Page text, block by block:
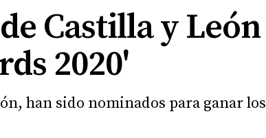
Castilla y León
2020'
han sido nominados para ganar los